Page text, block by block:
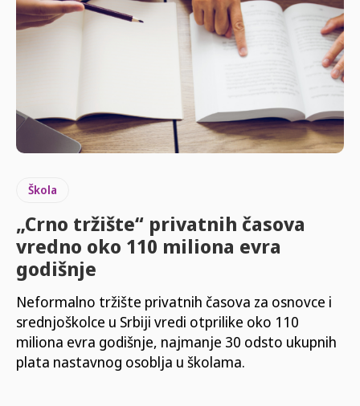
Škola
„Crno tržište“ privatnih časova
vredno oko 110 miliona evra
godišnje
Neformalno tržište privatnih časova za osnovce i
srednjoškolce u Srbiji vredi otprilike oko 110
miliona evra godišnje, najmanje 30 odsto ukupnih
plata nastavnog osoblja u školama.